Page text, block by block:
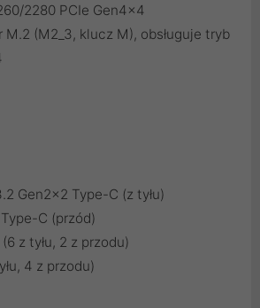
2280 PCIe Gen4x4
M.2 (M2_3, klucz M), obsługuje tryb
Gen2x2 Type-C (z tyłu)
C (przód)
z tyłu, 2 z przodu)
4 z przodu)